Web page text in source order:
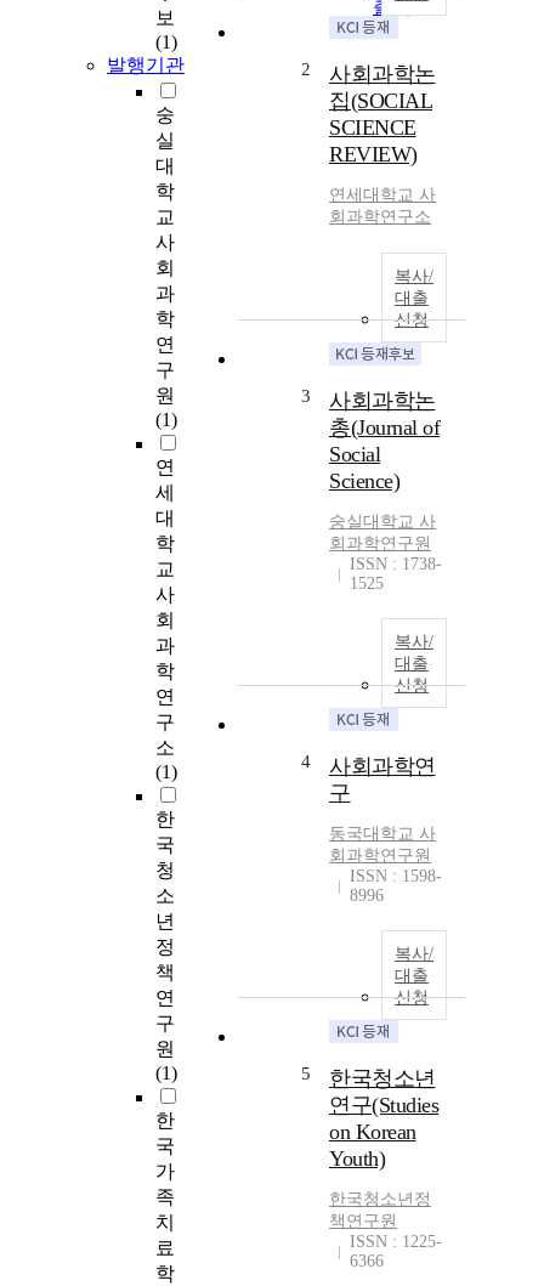
보
(1)
발행기관
숭
실
대
학
교
사
회
과
학
연
구
원
(1)
연
세
대
학
교
사
회
과
학
연
구
소
(1)
한
국
청
소
년
정
책
연
구
원
(1)
한
국
가
족
치
료
학
출력
2
사회과학논
집(SOCIAL
SCIENCE
REVIEW)
연세대학교 사
회과학연구소
복사/
대출
신청
3
사회과학논
총(Journal of
Social
Science)
숭실대학교 사
회과학연구원
ISSN : 1738-
1525
복사/
대출
신청
4
사회과학연
구
동국대학교 사
회과학연구원
ISSN : 1598-
8996
복사/
대출
신청
5
한국청소년
연구(Studies
on Korean
Youth)
한국청소년정
책연구원
ISSN : 1225-
6366